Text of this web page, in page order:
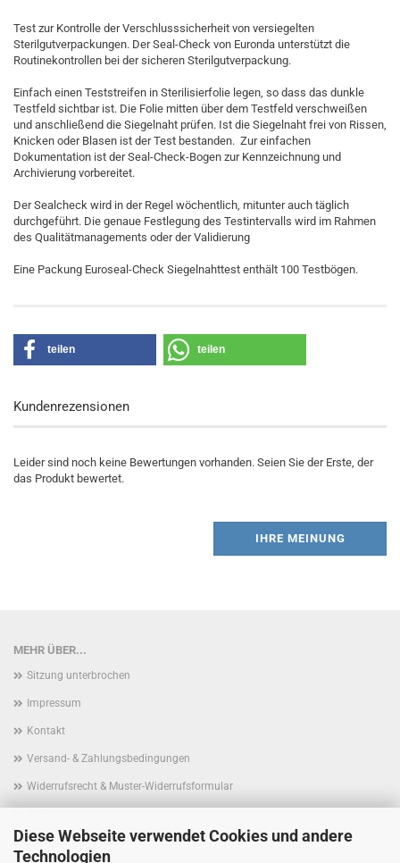
Diese Webseite verwendet Cookies und andere
Technologien
Test zur Kontrolle der Verschlusssicherheit von versiegelten
Sterilgutverpackungen. Der Seal-Check von Euronda unterstützt die
Routinekontrollen bei der sicheren Sterilgutverpackung.
Einfach einen Teststreifen in Sterilisierfolie legen, so dass das dunkle
Testfeld sichtbar ist. Die Folie mitten über dem Testfeld verschweißen
und anschließend die Siegelnaht prüfen. Ist die Siegelnaht frei von Rissen,
Knicken oder Blasen ist der Test bestanden. Zur einfachen
Dokumentation ist der Seal-Check-Bogen zur Kennzeichnung und
Archivierung vorbereitet.
Der Sealcheck wird in der Regel wöchentlich, mitunter auch täglich
durchgeführt. Die genaue Festlegung des Testintervalls wird im Rahmen
des Qualitätmanagements oder der Validierung
Eine Packung Euroseal-Check Siegelnahttest enthält 100 Testbögen.
teilen teilen
Kundenrezensionen
Leider sind noch keine Bewertungen vorhanden. Seien Sie der Erste, der
das Produkt bewertet.
IHRE MEINUNG
MEHR ÜBER...
Sitzung unterbrochen
Impressum
Kontakt
Versand- & Zahlungsbedingungen
Widerrufsrecht & Muster-Widerrufsformular
Privatsphäre und Datenschutz